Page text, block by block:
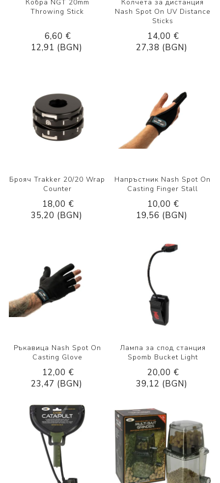
Кобра NGT 20mm
Throwing Stick
6,60 €
12,91 (BGN)
Колчета за дистанция
Nash Spot On UV Distance
Sticks
14,00 €
27,38 (BGN)
Брояч Trakker 20/20 Wrap
Counter
18,00 €
35,20 (BGN)
Напръстник Nash Spot On
Casting Finger Stall
10,00 €
19,56 (BGN)
Ръкавица Nash Spot On
Casting Glove
12,00 €
23,47 (BGN)
Лампа за спод станция
Spomb Bucket Light
20,00 €
39,12 (BGN)